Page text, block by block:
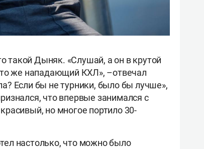
такой Дыняк. «Слушай, а он в крутой
же нападающий КХЛ», –отвечал
Если бы не турники, было бы лучше»,
что впервые занимался с
но многое портило 30-
настолько, что можно было